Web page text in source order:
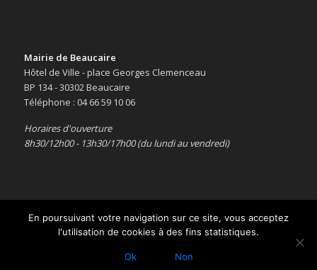
Mairie de Beaucaire
Hôtel de Ville - place Georges Clemenceau
BP 134 - 30302 Beaucaire
Téléphone : 04 66 59 10 06
Horaires d'ouverture
8h30/12h00 - 13h30/17h00 (du lundi au vendredi)
Copyright © 2016 -Le site officiel de la ville de Beaucaire-Mentions
En poursuivant votre navigation sur ce site, vous acceptez
l'utilisation de cookies à des fins statistiques.
Ok Non